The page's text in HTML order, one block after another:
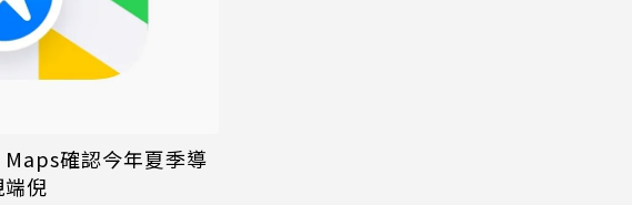
確認今年夏季導
倪